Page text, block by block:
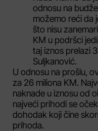
odnosu na
možemo reći da
što nisu
KM u podršci
taj iznos prelazi
Suljkanović.
U odnosu na prošlu,
za 26 miliona KM.
naknade u iznosu od
najveći prihodi se
dohodak koji čine
prihoda.